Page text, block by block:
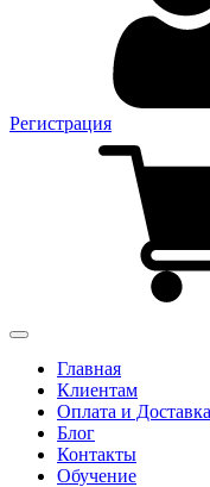
Регистрация
Главная
Клиентам
Оплата и Доставка
Блог
Контакты
Обучение